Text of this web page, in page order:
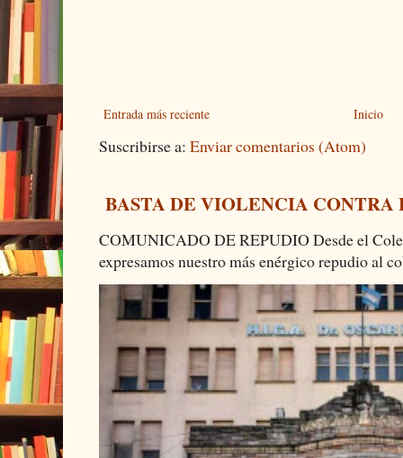
Entrada más reciente Inicio
Suscribirse a: Enviar comentarios (Atom)
BASTA DE VIOLENCIA
COMUNICADO DE REPUDIO Desde el
expresamos nuestro más enérgico repudio al